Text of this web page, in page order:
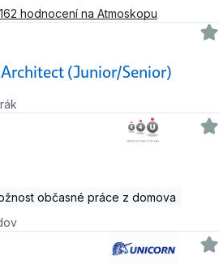
162 hodnocení na Atmoskopu
(Junior/Senior)
občasné práce z domova